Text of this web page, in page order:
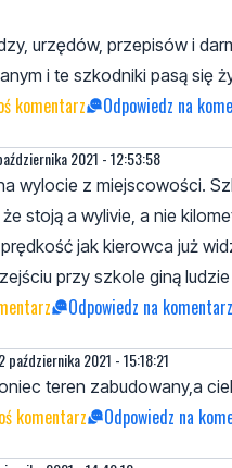
urzędów, przepisów i
i te szkodniki pasą się
komentarz Odpowiedz na
2021 - 12:53:58
wylocie z miejscowości.
stoją a wylivie, a nie
jak kierowca już
przy szkole giną ludzie
Odpowiedz na komentarz
października 2021 - 15:18:21
teren zabudowany,a
komentarz Odpowiedz na